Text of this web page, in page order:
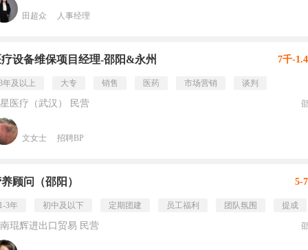
田超众 人事经理
设备维保项目经理-邵阳&永州 7千-
年及以上 大专 销售 医药 市场营销 谈判
医疗（武汉） 民营
文女士 招聘BP
顾问（邵阳） 5-
3年 初中及以下 定期团建 员工福利 团队氛围 提成
琨辉进出口贸易 民营